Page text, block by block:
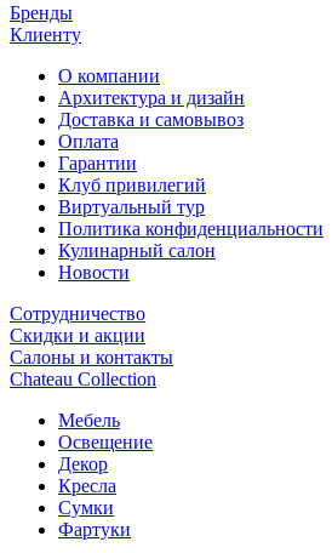
Бренды
Клиенту
О компании
Архитектура и дизайн
Доставка и самовывоз
Оплата
Гарантии
Клуб привилегий
Виртуальный тур
Политика конфиденциальности
Кулинарный салон
Новости
Сотрудничество
Скидки и акции
Салоны и контакты
Chateau Collection
Мебель
Освещение
Декор
Кресла
Сумки
Фартуки